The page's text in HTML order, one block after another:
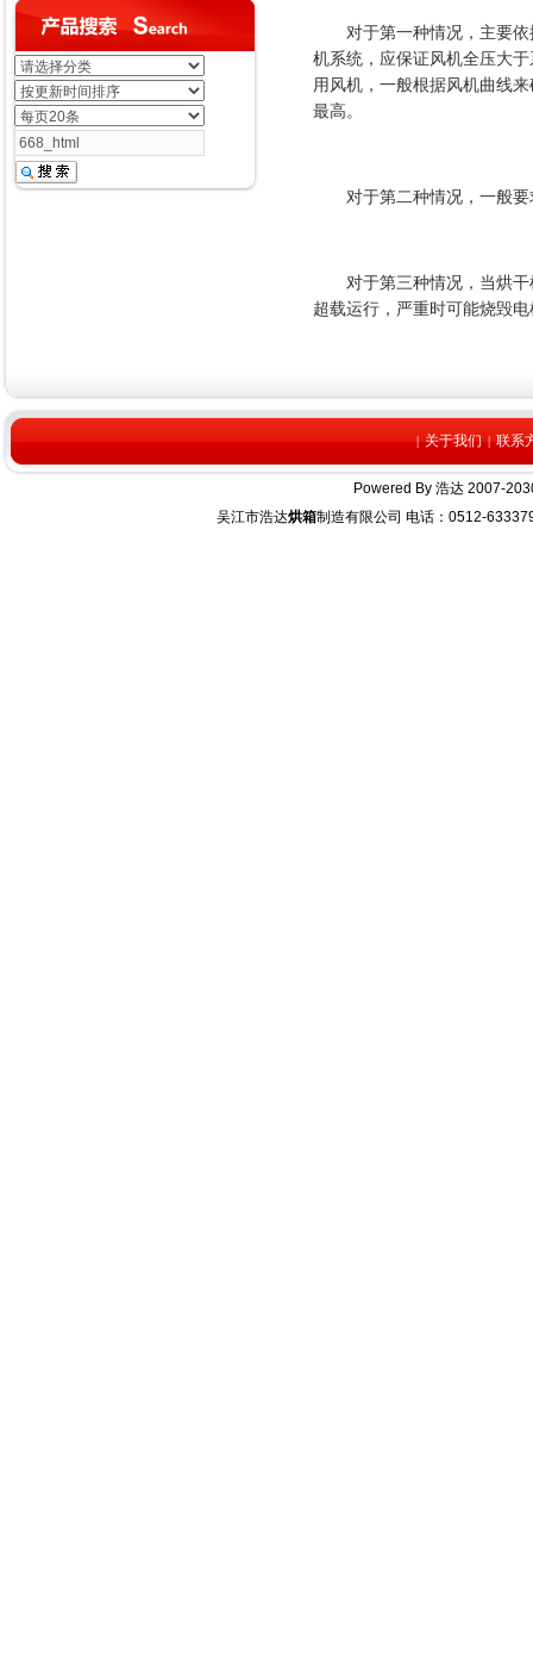
对于第一种情况，主要依
机系统，应保证风机全压大
用风机，一般根据风机曲线
最高。
对于第二种情况，一般要
对于第三种情况，当烘干
超载运行，严重时可能烧毁
|关于我们 |联系
Powered By 浩达 2007-
吴江市浩达烘箱制造有限公司 电话：0512-